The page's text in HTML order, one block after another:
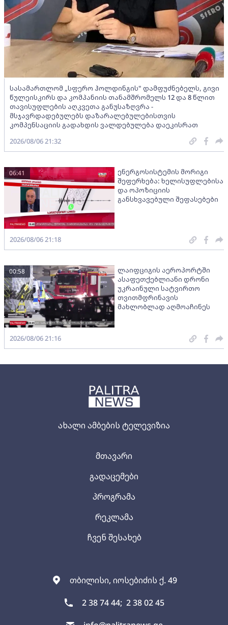
ახალი ამბების ტელევიზია
თბილისი, იოსებიძის ქ. 49
2 38 74 44; 2 38 02 45
მთავარი
გადაცემები
პროგრამა
რეკლამა
ჩვენ შესახებ
სასამართლომ „სფერო ჰოლდინგის" დამფუძნებელს, გივი
წულეისკირს და კომპანიის თანამშრომელს 12 და 8 წლით
თავისუფლების აღკვეთა განუსაზღვრა -
მსჯავრდადებულებს დაზარალებულებისთვის
კომპენსაციის გადახდის ვალდებულება დაეკისრათ
2026/08/06 21:32
ენერგოსისტემის მორიგი
შეფერხება: ხელისუფლებისა
და ოპოზიციის
განსხვავებული შეფასებები
06:41
2026/08/06 21:18
ლაიფციგის აეროპორტში
ასაფეთქებლიანი დრონი
უკრაინული სატვირთო
თვითმფრინავის
მახლობლად აღმოაჩინეს
00:58
2026/08/06 21:16